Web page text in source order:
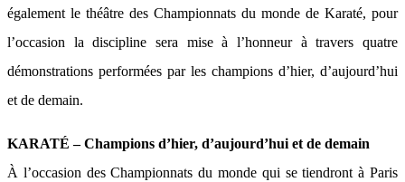
également le théâtre des Championnats du monde de Karaté, pour
l’occasion la discipline sera mise à l’honneur à travers quatre
démonstrations performées par les champions d’hier, d’aujourd’hui
et de demain.
KARATÉ – Champions d’hier, d’aujourd’hui et de demain
À l’occasion des Championnats du monde qui se tiendront à Paris